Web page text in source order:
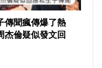
傳聞瘋傳爆了熱
杰倫疑似發文回